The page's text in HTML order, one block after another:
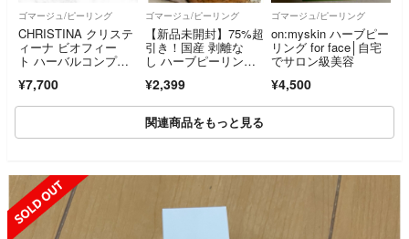
ゴマージュ/ピーリング
CHRISTINA クリステ
ィーナ ビオフィー
ト ハーバルコンプレ
¥7,700
ゴマージュ/ピーリング
【新品未開封】75%超
引き！国産 剥離な
し ハーブピーリング
¥2,399
ゴマージュ/ピーリング
on:myskin ハーブピー
リング for face│自宅
でサロン級美容
¥4,500
関連商品をもっと見る